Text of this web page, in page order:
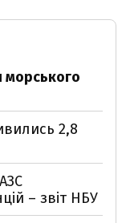
морського
2,8
– звіт НБУ